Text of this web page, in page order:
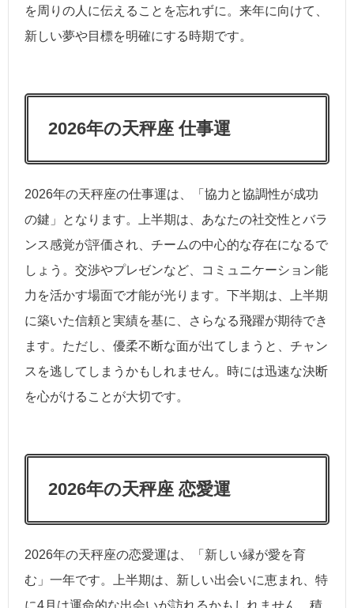
を周りの人に伝えることを忘れずに。来年に向けて、
新しい夢や目標を明確にする時期です。
2026年の天秤座 仕事運
2026年の天秤座の仕事運は、「協力と協調性が成功
の鍵」となります。上半期は、あなたの社交性とバラ
ンス感覚が評価され、チームの中心的な存在になるで
しょう。交渉やプレゼンなど、コミュニケーション能
力を活かす場面で才能が光ります。下半期は、上半期
に築いた信頼と実績を基に、さらなる飛躍が期待でき
ます。ただし、優柔不断な面が出てしまうと、チャン
スを逃してしまうかもしれません。時には迅速な決断
を心がけることが大切です。
2026年の天秤座 恋愛運
2026年の天秤座の恋愛運は、「新しい縁が愛を育
む」一年です。上半期は、新しい出会いに恵まれ、特